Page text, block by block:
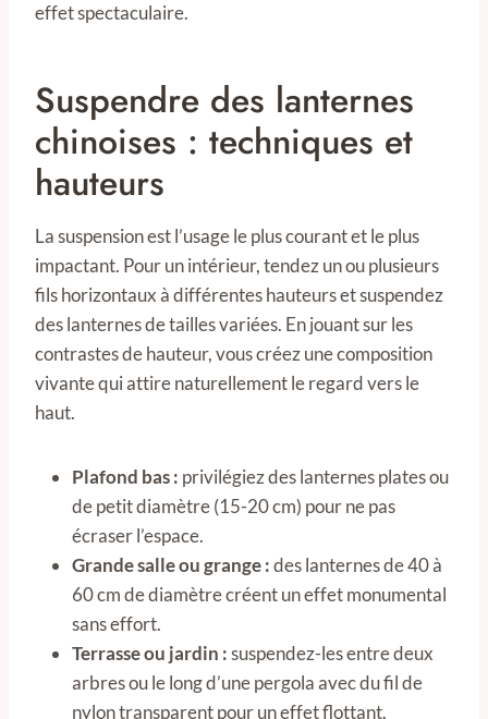
effet spectaculaire.
Suspendre des lanternes
chinoises : techniques et
hauteurs
La suspension est l’usage le plus courant et le plus
impactant. Pour un intérieur, tendez un ou plusieurs
fils horizontaux à différentes hauteurs et suspendez
des lanternes de tailles variées. En jouant sur les
contrastes de hauteur, vous créez une composition
vivante qui attire naturellement le regard vers le
haut.
Plafond bas : privilégiez des lanternes plates ou
de petit diamètre (15-20 cm) pour ne pas
écraser l’espace.
Grande salle ou grange :des lanternes de 40 à
60 cm de diamètre créent un effet monumental
sans effort.
Terrasse ou jardin :suspendez-les entre deux
arbres ou le long d’une pergola avec du fil de
nylon transparent pour un effet flottant.